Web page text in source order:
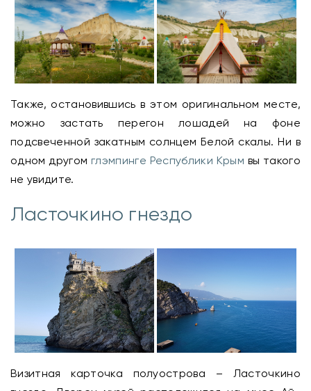
Также, остановившись в этом оригинальном месте,
можно застать перегон лошадей на фоне
подсвеченной закатным солнцем Белой скалы. Ни в
одном другом глэмпинге Республики Крым вы такого
не увидите.
Ласточкино гнездо
Визитная карточка полуострова – Ласточкино